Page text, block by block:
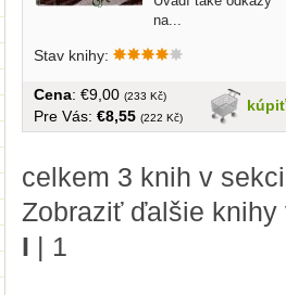
na...
Stav knihy:
kúpiť
Cena: €9,00 (233 Kč)
Pre Vás: €8,55 (222 Kč)
celkem 3 knih v
Zobraziť ďalšie
I | 1